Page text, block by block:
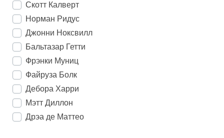
Скотт Калверт
Норман Ридус
Джонни Ноксвилл
Бальтазар Гетти
Фрэнки Муниц
Файруза Болк
Дебора Харри
Мэтт Диллон
Дрэа де Маттео